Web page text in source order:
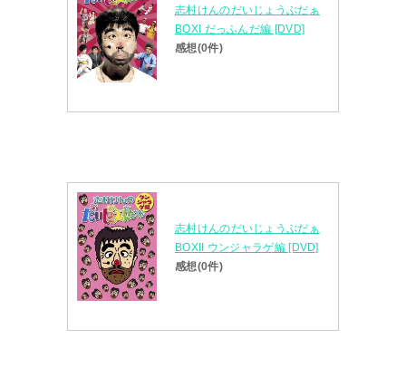
志村けんのだいじょうぶだぁ
BOXI だっふんだ編 [DVD]
感想(0件)
志村けんのだいじょうぶだぁ
BOXII ウンジャラゲ編 [DVD]
感想(0件)